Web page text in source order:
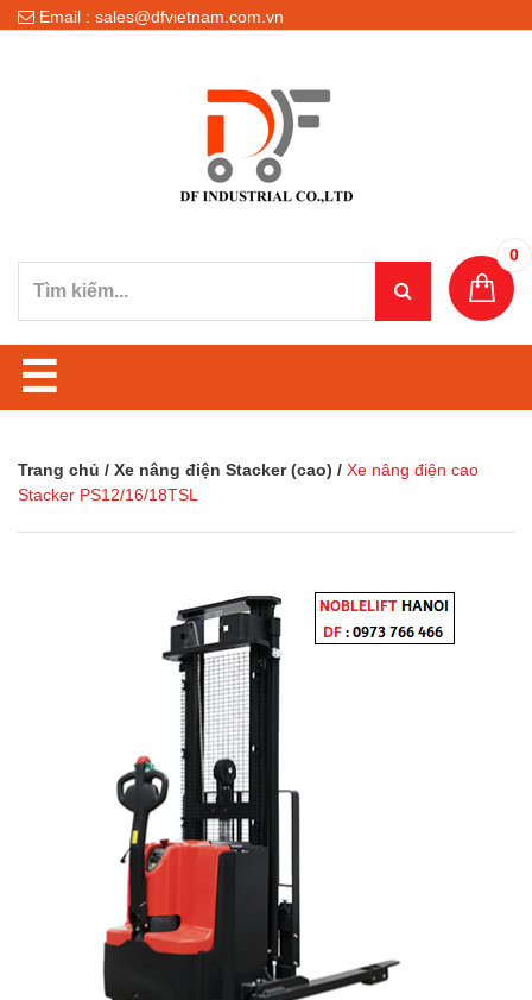
Email : sales@dfvietnam.com.vn
0
☰
Trang chủ / Xe nâng điện Stacker (cao) / Xe nâng điện cao
Stacker PS12/16/18TSL